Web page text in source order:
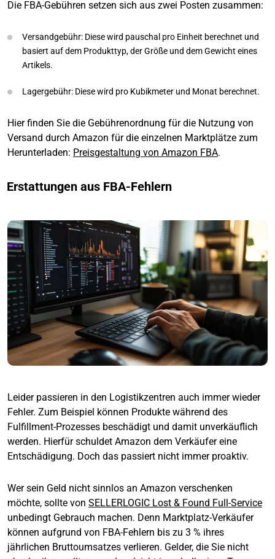
Die FBA-Gebühren setzen sich aus zwei Posten zusammen:
Versandgebühr: Diese wird pauschal pro Einheit berechnet und
basiert auf dem Produkttyp, der Größe und dem Gewicht eines
Artikels.
Lagergebühr: Diese wird pro Kubikmeter und Monat berechnet.
Hier finden Sie die Gebührenordnung für die Nutzung von
Versand durch Amazon für die einzelnen Marktplätze zum
Herunterladen: Preisgestaltung von Amazon FBA.
Erstattungen aus FBA-Fehlern
Leider passieren in den Logistikzentren auch immer wieder
Fehler. Zum Beispiel können Produkte während des
Fulfillment-Prozesses beschädigt und damit unverkäuflich
werden. Hierfür schuldet Amazon dem Verkäufer eine
Entschädigung. Doch das passiert nicht immer proaktiv.
Wer sein Geld nicht sinnlos an Amazon verschenken
möchte, sollte von SELLERLOGIC Lost & Found Full-Service
unbedingt Gebrauch machen. Denn Marktplatz-Verkäufer
können aufgrund von FBA-Fehlern bis zu 3 % ihres
jährlichen Bruttoumsatzes verlieren. Gelder, die Sie nicht